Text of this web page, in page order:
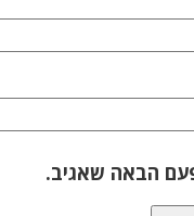
הבאה שאגיב.